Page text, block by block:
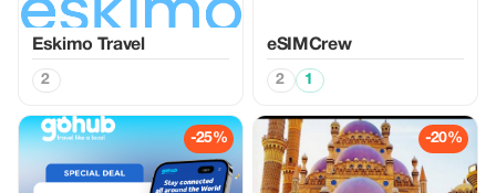
Eskimo Travel
2
eSIMCrew
2 1
-25% -20%